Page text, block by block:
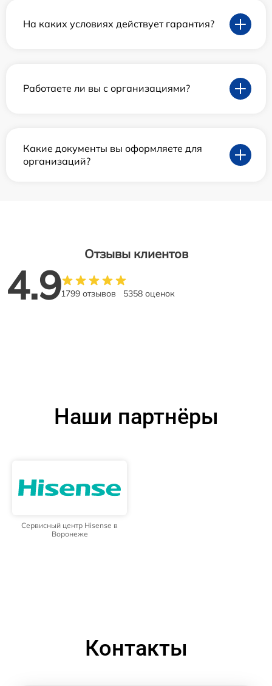
На каких условиях действует гарантия?
Работаете ли вы с организациями?
Какие документы вы оформляете для
организаций?
Отзывы клиентов
4.91799 отзывов 5358 оценок
Наши партнёры
Сервисный центр Hisense в
Воронеже
Контакты